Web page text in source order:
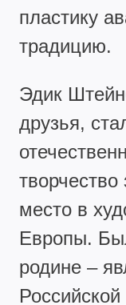
пластику
традицию.
Эдик
друзья,
место в
Европы.
родине –